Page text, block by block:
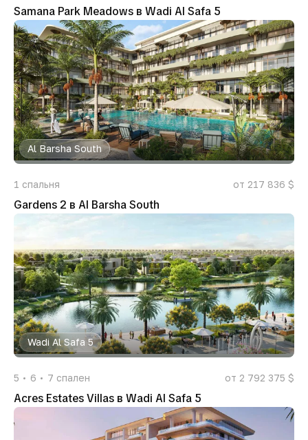
Samana Park Meadows в Wadi Al Safa 5
Al Barsha South
1 спальня от 217 836 $
Gardens 2 в Al Barsha South
Wadi Al Safa 5
5 6 7 спален от 2 792 375 $
Acres Estates Villas в Wadi Al Safa 5